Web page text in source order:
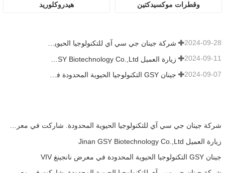
هيدروكلوريد
وقطرات موكسيدكتين
شركة جينان جي سي آي للتكنولوجيا الحيوية المحدودة. شاركت في معرض باكستان الدولي للثروة الحيوانية 2024 IPEX 2024-09-28
2024-09-11
2024-09-07
شركة جينان جي سي آي للتكنولوجيا الحيوية المحدودة. شاركت في معرض باكستان الدولي للثروة الحيوانية 2024 IPEX
زيارة العميل Jinan GSY Biotechnology Co.,Ltd
جينان GSY التكنولوجيا الحيوية المحدودة في معرض نانجينغ VIV